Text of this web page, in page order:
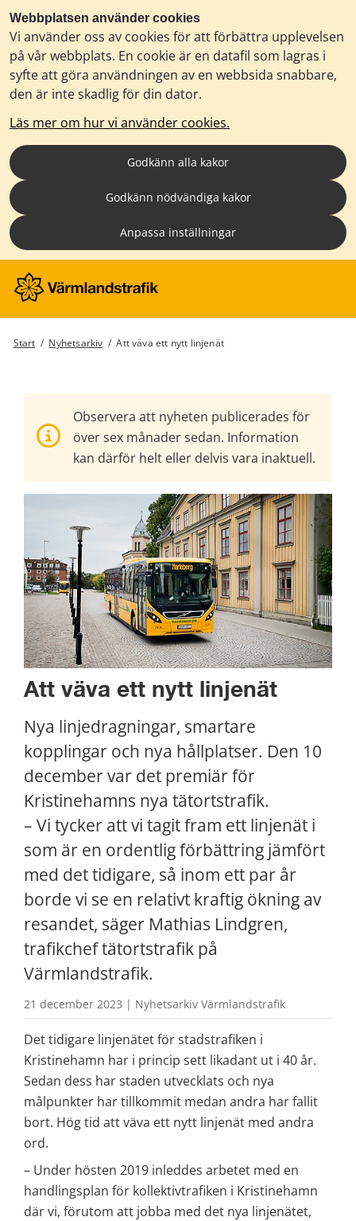
Webbplatsen använder cookies
Vi använder oss av cookies för att förbättra upplevelsen
på vår webbplats. En cookie är en datafil som lagras i
syfte att göra användningen av en webbsida snabbare,
den är inte skadlig för din dator.
Läs mer om hur vi använder cookies.
Godkänn alla kakor
Godkänn nödvändiga kakor
Anpassa inställningar
Start / Nyhetsarkiv / Att väva ett nytt linjenät
Observera att nyheten publicerades för
över sex månader sedan. Information
kan därför helt eller delvis vara inaktuell.
Att väva ett nytt linjenät
Nya linjedragningar, smartare
kopplingar och nya hållplatser. Den 10
december var det premiär för
Kristinehamns nya tätortstrafik.
– Vi tycker att vi tagit fram ett linjenät i
som är en ordentlig förbättring jämfört
med det tidigare, så inom ett par år
borde vi se en relativt kraftig ökning av
resandet, säger Mathias Lindgren,
trafikchef tätortstrafik på
Värmlandstrafik.
21 december 2023 | Nyhetsarkiv Värmlandstrafik
Det tidigare linjenätet för stadstrafiken i
Kristinehamn har i princip sett likadant ut i 40 år.
Sedan dess har staden utvecklats och nya
målpunkter har tillkommit medan andra har fallit
bort. Hög tid att väva ett nytt linjenät med andra
ord.
– Under hösten 2019 inleddes arbetet med en
handlingsplan för kollektivtrafiken i Kristinehamn
där vi, förutom att jobba med det nya linjenätet,